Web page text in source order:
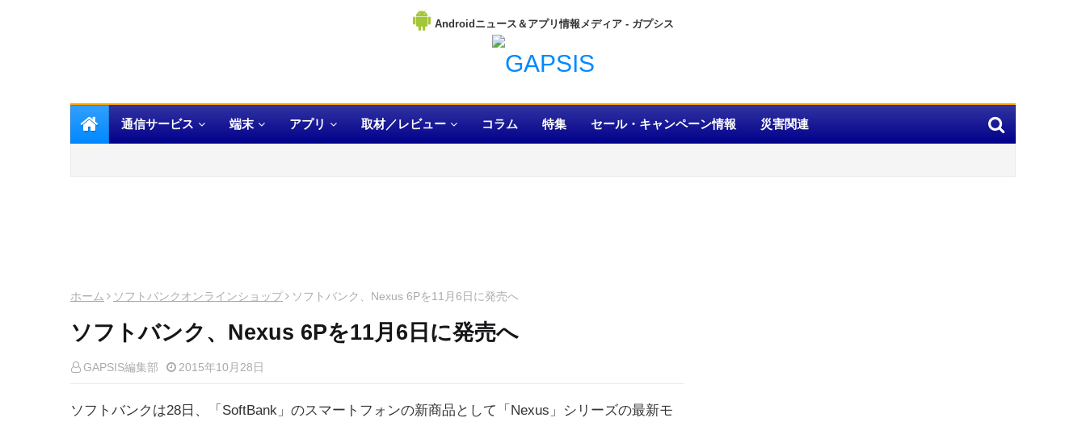
Androidニュース＆アプリ情報メディア
通信サービス 端末 アプリ 取材／レビュー コラム 特集 セール・キャンペーン情報 災害関連
ホーム ソフトバンクオンラインショップ ソフトバンク、Nexus 6Pを11月6日に発売へ
ソフトバンク、Nexus 6Pを11月6日に発売へ
GAPSIS編集部 2015年10月28日
ソフトバンクは28日、「SoftBank」のスマートフォンの新商品として「Nexus」シリーズの最新モ